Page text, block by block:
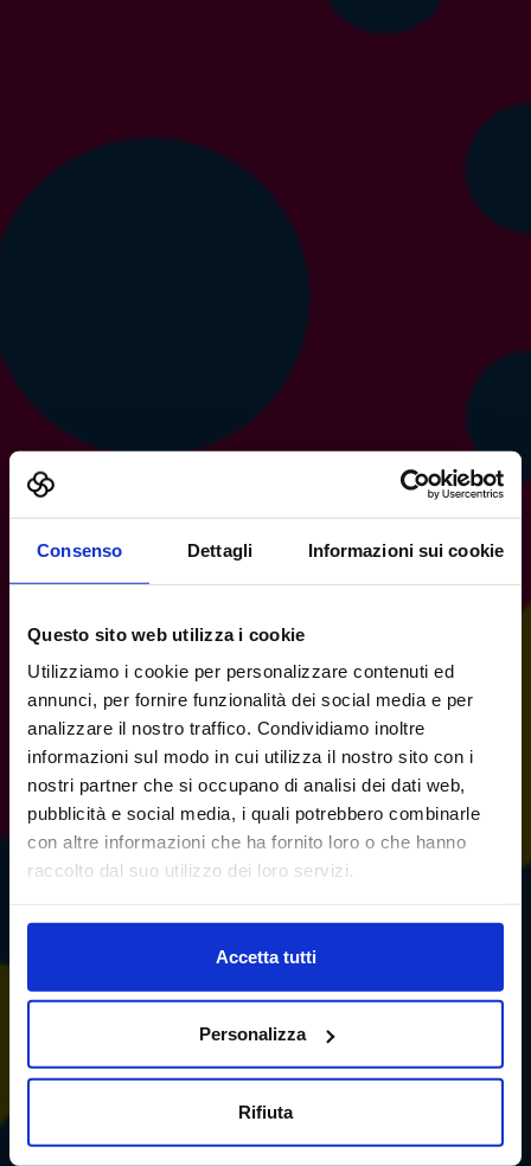
Consenso Dettagli Informazioni sui cookie
Questo sito web utilizza i cookie
Utilizziamo i cookie per personalizzare contenuti ed
annunci, per fornire funzionalità dei social media e per
analizzare il nostro traffico. Condividiamo inoltre
informazioni sul modo in cui utilizza il nostro sito con i
nostri partner che si occupano di analisi dei dati web,
pubblicità e social media, i quali potrebbero combinarle
con altre informazioni che ha fornito loro o che hanno
raccolto dal suo utilizzo dei loro servizi.
Accetta tutti
Personalizza
Rifiuta